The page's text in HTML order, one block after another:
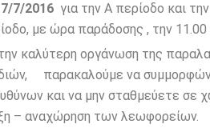
7/7/2016 για την Α περίοδο και την
με ώρα παράδοσης , την 11.00
την καλύτερη οργάνωση της
παρακαλούμε να
και να μην σταθμεύετε σε
– αναχώρηση των λεωφορείων.